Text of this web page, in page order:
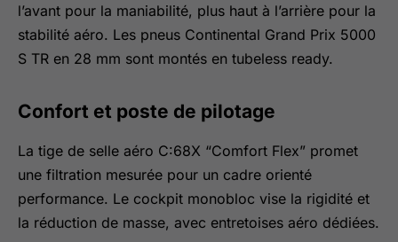
l’avant pour la maniabilité, plus haut à l’arrière pour la
stabilité aéro. Les pneus Continental Grand Prix 5000
S TR en 28 mm sont montés en tubeless ready.
Confort et poste de pilotage
La tige de selle aéro C:68X “Comfort Flex” promet
une filtration mesurée pour un cadre orienté
performance. Le cockpit monobloc vise la rigidité et
la réduction de masse, avec entretoises aéro dédiées.